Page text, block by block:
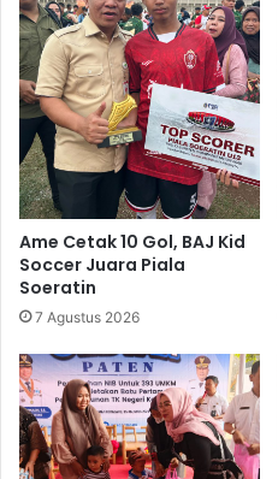
Ame Cetak 10 Gol, BAJ Kid
Soccer Juara Piala
Soeratin
7 Agustus 2026